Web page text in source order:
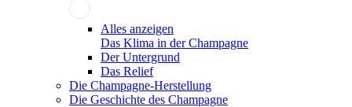
Alles anzeigen
Das Klima in der Champagne
Der Untergrund
Das Relief
Die Champagne-Herstellung
Die Geschichte des Champagne